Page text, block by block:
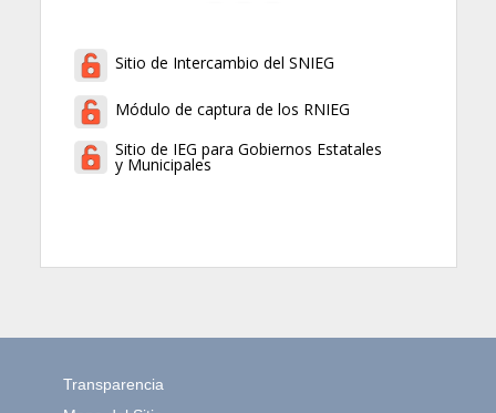
Sitio de Intercambio del SNIEG
Módulo de captura de los RNIEG
Sitio de IEG para Gobiernos Estatales
y Municipales
Transparencia